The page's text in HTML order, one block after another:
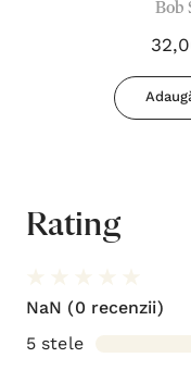
Bob
Rating
NaN (0 recenzii)
5 stele